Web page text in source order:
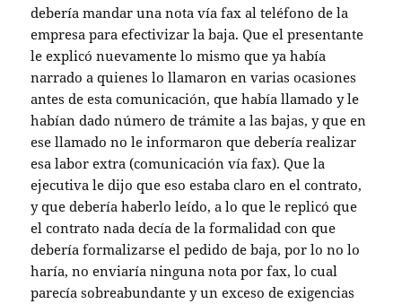
debería mandar una nota vía fax al teléfono de la
empresa para efectivizar la baja. Que el presentante
le explicó nuevamente lo mismo que ya había
narrado a quienes lo llamaron en varias ocasiones
antes de esta comunicación, que había llamado y le
habían dado número de trámite a las bajas, y que en
ese llamado no le informaron que debería realizar
esa labor extra (comunicación vía fax). Que la
ejecutiva le dijo que eso estaba claro en el contrato,
y que debería haberlo leído, a lo que le replicó que
el contrato nada decía de la formalidad con que
debería formalizarse el pedido de baja, por lo no lo
haría, no enviaría ninguna nota por fax, lo cual
parecía sobreabundante y un exceso de exigencias